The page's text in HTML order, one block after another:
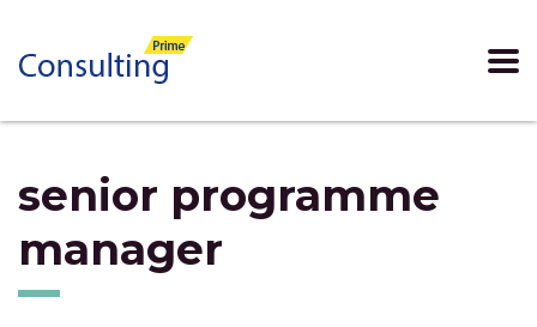
senior programme
manager